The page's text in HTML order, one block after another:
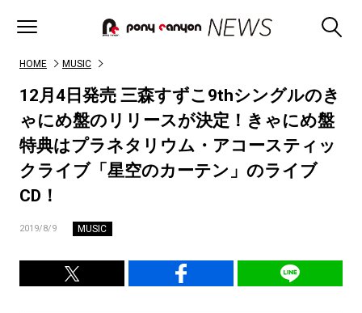
HOME MUSIC
12月4日発売 三森すずこ9thシングルのき
ゃにめ盤のリリースが決定！きゃにめ盤
特典はプラネタリウム・アコースティッ
クライブ「星空のカーテン」のライブ
CD！
2019/8/9 MUSIC